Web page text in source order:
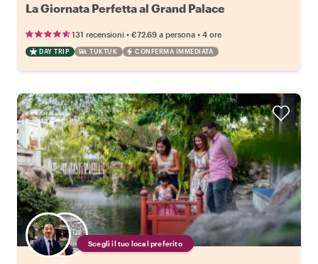
La Giornata Perfetta al Grand Palace
131 recensioni • €72.69 a persona • 4 ore
DAY TRIP TUKTUK CONFERMA IMMEDIATA
Scegli il tuo local preferito